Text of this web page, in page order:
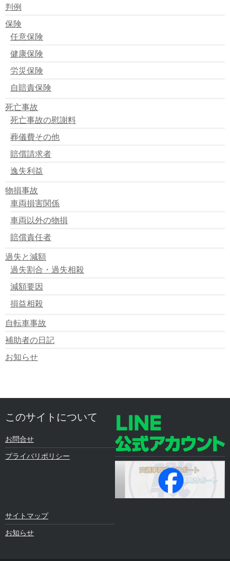
お問い合わせについて＜重要＞
11ヶ月ぶりに開催します。無料イベント
判例
保険
任意保険
健康保険
労災保険
自賠責保険
死亡事故
死亡事故の慰謝料
葬儀費その他
賠償請求者
逸失利益
物損事故
車両損害関係
車両以外の物損
賠償責任者
過失と減額
過失割合・過失相殺
減額要因
損益相殺
自転車事故
補助者の日記
お知らせ
このサイトについて
お問合せ
プライバリポリシー
サイトマップ
お知らせ